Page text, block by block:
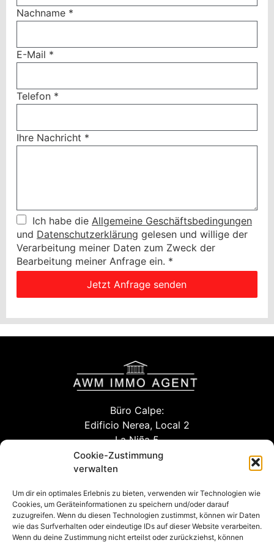
Cookie-Zustimmung
verwalten
Um dir ein optimales Erlebnis zu bieten, verwenden wir Technologien wie
Cookies, um Geräteinformationen zu speichern und/oder darauf
zuzugreifen. Wenn du diesen Technologien zustimmst, können wir Daten
wie das Surfverhalten oder eindeutige IDs auf dieser Website verarbeiten.
Wenn du deine Zustimmung nicht erteilst oder zurückziehst, können
Nachname *
E-Mail *
Telefon *
Ihre Nachricht *
Ich habe die Allgemeine Geschäftsbedingungen
und Datenschutzerklärung gelesen und willige der
Verarbeitung meiner Daten zum Zweck der
Bearbeitung meiner Anfrage ein. *
Jetzt Anfrage senden
Büro Calpe:
Edificio Nerea, Local 2
La Niña 5
03710 Calpe (Alicante)
info@awm-agent.com
kontakt